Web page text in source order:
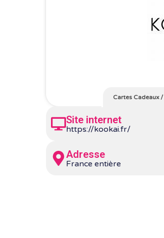
Cartes Cadeaux/
Site internet
https://kookai.fr/
Adresse
France entière